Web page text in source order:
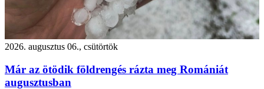
2026. augusztus 06., csütörtök
Már az ötödik földrengés rázta meg Romániát
augusztusban